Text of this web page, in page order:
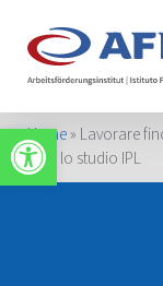
Werkzeugleiste öffnen
Home» Lavorare
alto: lo studio IPL